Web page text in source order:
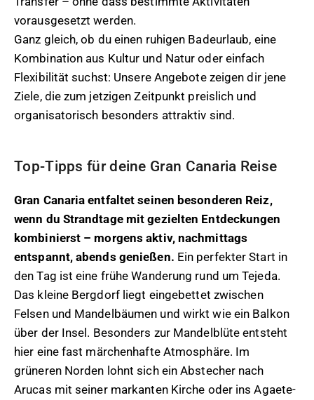
vorausgesetzt werden.
Ganz gleich, ob du einen ruhigen Badeurlaub, eine
Kombination aus Kultur und Natur oder einfach
Flexibilität suchst: Unsere Angebote zeigen dir jene
Ziele, die zum jetzigen Zeitpunkt preislich und
organisatorisch besonders attraktiv sind.
Top-Tipps für deine Gran Canaria Reise
Gran Canaria entfaltet seinen besonderen Reiz,
wenn du Strandtage mit gezielten Entdeckungen
kombinierst – morgens aktiv, nachmittags
entspannt, abends genießen. Ein perfekter Start in
den Tag ist eine frühe Wanderung rund um Tejeda.
Das kleine Bergdorf liegt eingebettet zwischen
Felsen und Mandelbäumen und wirkt wie ein Balkon
über der Insel. Besonders zur Mandelblüte entsteht
hier eine fast märchenhafte Atmosphäre. Im
grüneren Norden lohnt sich ein Abstecher nach
Arucas mit seiner markanten Kirche oder ins Agaete-